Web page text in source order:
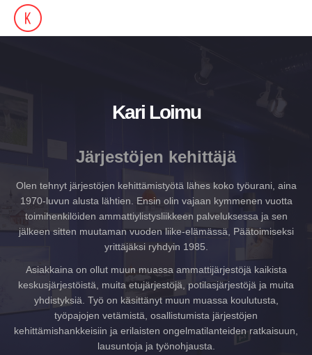
Kari Loimu
Järjestöjen kehittäjä
Olen tehnyt järjestöjen kehittämistyötä lähes koko työurani, aina
1970-luvun alusta lähtien. Ensin olin vajaan kymmenen vuotta
toimihenkilöiden ammattiylistysliikkeen palveluksessa ja sen
jälkeen sitten muutaman vuoden liike-elämässä, Päätoimiseksi
yrittäjäksi ryhdyin 1985.
Asiakkaina on ollut muun muassa ammattijärjestöjä kaikista
keskusjärjestöistä, muita etujärjestöjä, potilasjärjestöjä ja muita
yhdistyksiä. Työ on käsittänyt muun muassa koulutusta,
työpajojen vetämistä, osallistumista järjestöjen
kehittämishankkeisiin ja erilaisten ongelmatilanteiden ratkaisuun,
lausuntoja ja työnohjausta.